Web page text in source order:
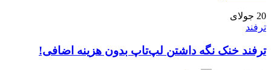
20 جولای
ترفند
ترفند خنک نگه داشتن لپ‌تاپ بدون هزینه اضافی!